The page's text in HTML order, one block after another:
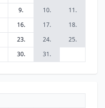
9. 10.
11.
16. 17.
18.
23. 24.
25.
30. 31.